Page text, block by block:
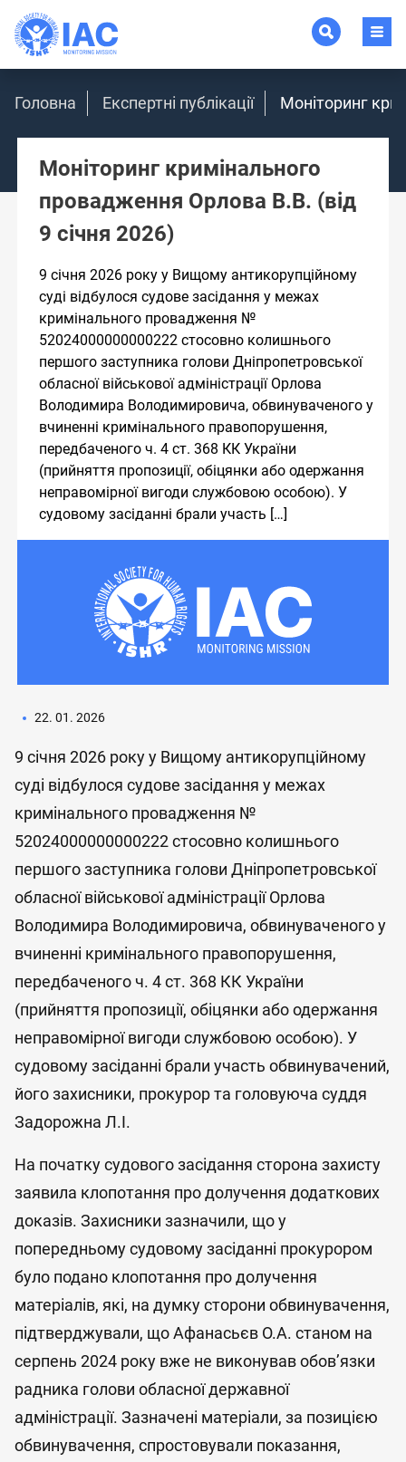
Головна Експертні публікації Моніторинг
Моніторинг кримінального
провадження Орлова В.В. (від
9 січня 2026)
9 січня 2026 року у Вищому антикорупційному
суді відбулося судове засідання у межах
кримінального провадження №
52024000000000222 стосовно колишнього
першого заступника голови Дніпропетровської
обласної військової адміністрації Орлова
Володимира Володимировича, обвинуваченого у
вчиненні кримінального правопорушення,
передбаченого ч. 4 ст. 368 КК України
(прийняття пропозиції, обіцянки або одержання
неправомірної вигоди службовою особою). У
судовому засіданні брали участь […]
22. 01. 2026
9 січня 2026 року у Вищому антикорупційному
суді відбулося судове засідання у межах
кримінального провадження №
52024000000000222 стосовно колишнього
першого заступника голови Дніпропетровської
обласної військової адміністрації Орлова
Володимира Володимировича, обвинуваченого у
вчиненні кримінального правопорушення,
передбаченого ч. 4 ст. 368 КК України
(прийняття пропозиції, обіцянки або одержання
неправомірної вигоди службовою особою). У
судовому засіданні брали участь обвинувачений,
його захисники, прокурор та головуюча суддя
Задорожна Л.І.
На початку судового засідання сторона захисту
заявила клопотання про долучення додаткових
доказів. Захисники зазначили, що у
попередньому судовому засіданні прокурором
було подано клопотання про долучення
матеріалів, які, на думку сторони обвинувачення,
підтверджували, що Афанасьєв О.А. станом на
серпень 2024 року вже не виконував обов’язки
радника голови обласної державної
адміністрації. Зазначені матеріали, за позицією
обвинувачення, спростовували показання,